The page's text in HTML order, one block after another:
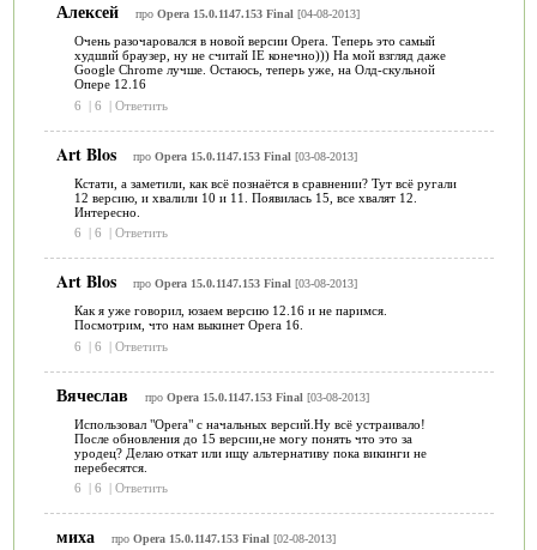
Алексей про Opera 15.0.1147.153 Final [04-08-2013]
Очень разочаровался в новой версии Opera. Теперь это самый
худший браузер, ну не считай IE конечно))) На мой взгляд даже
Google Chrome лучше. Остаюсь, теперь уже, на Олд-скульной
Опере 12.16
6
| 6 | Ответить
Art Blos про Opera 15.0.1147.153 Final [03-08-2013]
Кстати, а заметили, как всё познаётся в сравнении? Тут всё ругали
12 версию, и хвалили 10 и 11. Появилась 15, все хвалят 12.
Интересно.
6
| 6 | Ответить
Art Blos про Opera 15.0.1147.153 Final [03-08-2013]
Как я уже говорил, юзаем версию 12.16 и не паримся.
Посмотрим, что нам выкинет Opera 16.
6
| 6 | Ответить
Вячеслав про Opera 15.0.1147.153 Final [03-08-2013]
Использовал "Opera" с начальных версий.Ну всё устраивало!
После обновления до 15 версии,не могу понять что это за
уродец? Делаю откат или ищу альтернативу пока викинги не
перебесятся.
6
| 6 | Ответить
миха про Opera 15.0.1147.153 Final [02-08-2013]